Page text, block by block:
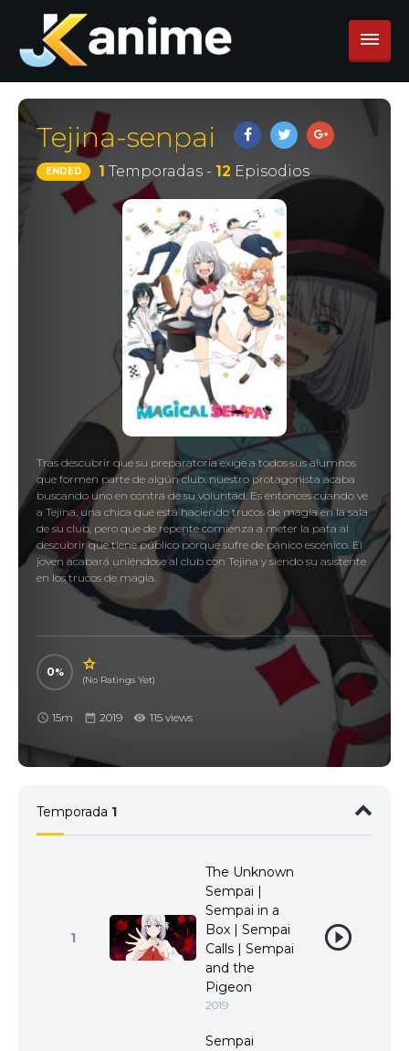
Tejina-senpai
ENDED 1 Temporadas - 12 Episodios
Tras descubrir que su preparatoria exige a todos sus alumnos
que formen parte de algún club, nuestro protagonista acaba
buscando uno en contra de su voluntad. Es entonces cuando ve
a Tejina, una chica que está haciendo trucos de magia en la sala
de su club, pero que de repente comienza a meter la pata al
descubrir que tiene público porque sufre de pánico escénico. El
joven acabará uniéndose al club con Tejina y siendo su asistente
en los trucos de magia.
0
(No Ratings Yet)
15m 2019 115 views
Temporada 1
1
The Unknown
Sempai |
Sempai in a
Box | Sempai
Calls | Sempai
and the
Pigeon
2019
Sempai